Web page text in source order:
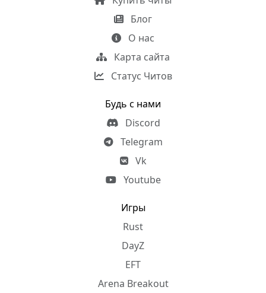
Блог
О нас
Карта сайта
Статус Читов
Будь с нами
Discord
Telegram
Vk
Youtube
Игры
Rust
DayZ
EFT
Arena Breakout